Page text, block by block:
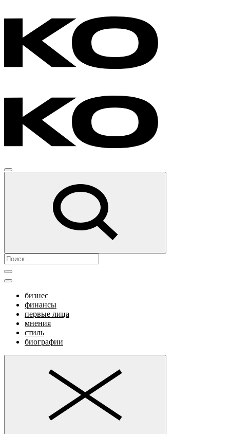
бизнес
финансы
первые лица
мнения
стиль
биографии